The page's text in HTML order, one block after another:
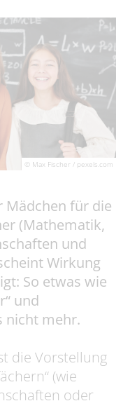
© Max Fischer / pexels.com
Mädchen für die
(Mathematik,
und
Wirkung
So etwas wie
und
nicht mehr.
die Vorstellung
(wie
oder